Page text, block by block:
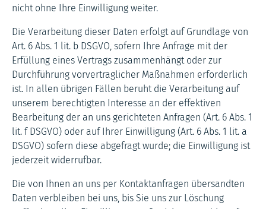
nicht ohne Ihre Einwilligung weiter.
Die Verarbeitung dieser Daten erfolgt auf Grundlage von
Art. 6 Abs. 1 lit. b DSGVO, sofern Ihre Anfrage mit der
Erfüllung eines Vertrags zusammenhängt oder zur
Durchführung vorvertraglicher Maßnahmen erforderlich
ist. In allen übrigen Fällen beruht die Verarbeitung auf
unserem berechtigten Interesse an der effektiven
Bearbeitung der an uns gerichteten Anfragen (Art. 6 Abs. 1
lit. f DSGVO) oder auf Ihrer Einwilligung (Art. 6 Abs. 1 lit. a
DSGVO) sofern diese abgefragt wurde; die Einwilligung ist
jederzeit widerrufbar.
Die von Ihnen an uns per Kontaktanfragen übersandten
Daten verbleiben bei uns, bis Sie uns zur Löschung